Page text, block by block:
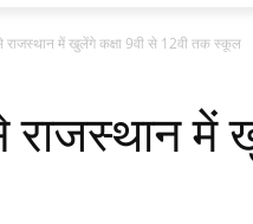
राजस्थान में खुलेंगे कक्षा 9वी से 12वी तक स्कूल
राजस्थान में